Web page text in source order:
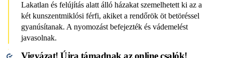
Lakatlan és felújítás alatt álló házakat szemelhetett ki az a
két kunszentmiklósi férfi, akiket a rendőrök öt betöréssel
gyanúsítanak. A nyomozást befejezték és vádemelést
javasolnak.
Vigyázat! Újra támadnak az online csalók!